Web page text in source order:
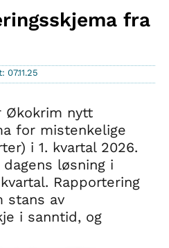
fra
Økokrim nytt
for mistenkelige
i 1. kvartal 2026.
løsning i
Rapportering
stans av
i sanntid, og